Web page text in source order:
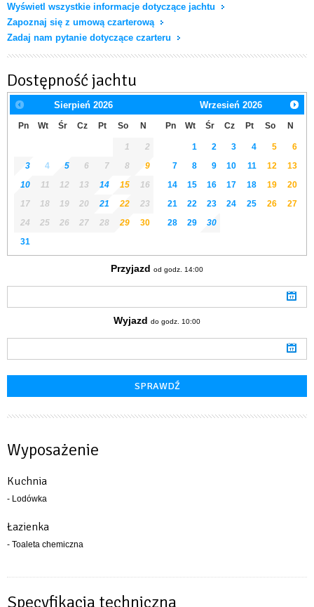
Wyświetl wszystkie informacje dotyczące jachtu
Zapoznaj się z umową czarterową
Zadaj nam pytanie dotyczące czarteru
Dostępność jachtu
Sierpień 2026
Pn Wt Śr Cz Pt So N
1
2
3
4 5 6 7 8
9
10
11 12 13 14 15
16
17
18 19 20 21 22
23
24
25 26 27 28 29
30
31
Wrzesień 2026
Pn Wt Śr Cz Pt So N
1 2 3 4 5
6
7
8 9 10 11 12
13
14
15 16 17 18 19
20
21
22 23 24 25 26
27
28
29 30
Przyjazd od godz. 14:00
Wyjazd do godz. 10:00
Wyposażenie
Kuchnia
- Lodówka
Łazienka
- Toaleta chemiczna
Specyfikacja techniczna